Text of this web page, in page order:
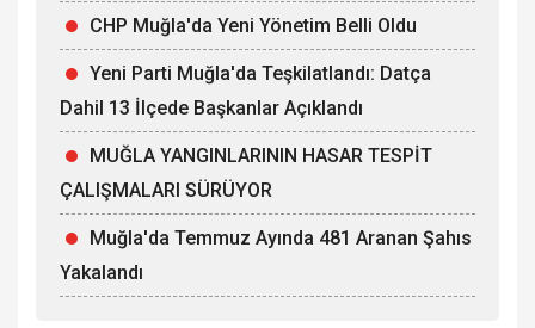
CHP Muğla'da Yeni Yönetim Belli Oldu
Yeni Parti Muğla'da Teşkilatlandı: Datça
Dahil 13 İlçede Başkanlar Açıklandı
MUĞLA YANGINLARININ HASAR TESPİT
ÇALIŞMALARI SÜRÜYOR
Muğla'da Temmuz Ayında 481 Aranan Şahıs
Yakalandı